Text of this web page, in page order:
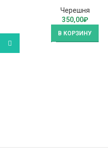
Черешня
350,00₽
В КОРЗИНУ
WhatsApp